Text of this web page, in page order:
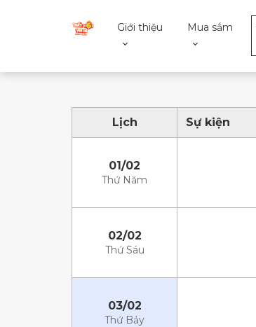
Giới thiệu Mua sắm
Lịch Sự kiện
01/02
Thứ Năm
02/02
Thứ Sáu
03/02
Thứ Bảy